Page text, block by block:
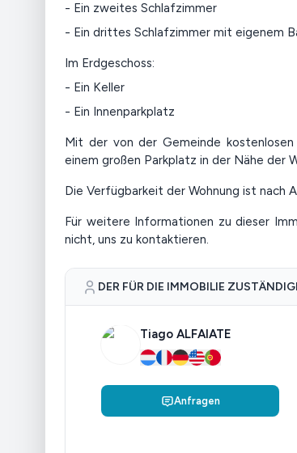
- Ein zweites Schlafzimmer
- Ein drittes Schlafzimmer mit eigenem
Im Erdgeschoss:
- Ein Keller
- Ein Innenparkplatz
Mit der von der Gemeinde
einem großen Parkplatz in der Nähe der
Die Verfügbarkeit der Wohnung ist nach
Für weitere Informationen zu dieser
nicht, uns zu kontaktieren.
DER FÜR DIE IMMOBILIE
Tiago ALFAIATE
Anfragen